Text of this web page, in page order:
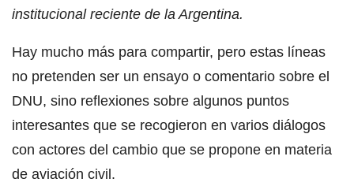
institucional reciente de la Argentina.
Hay mucho más para compartir, pero estas líneas
no pretenden ser un ensayo o comentario sobre el
DNU, sino reflexiones sobre algunos puntos
interesantes que se recogieron en varios diálogos
con actores del cambio que se propone en materia
de aviación civil.